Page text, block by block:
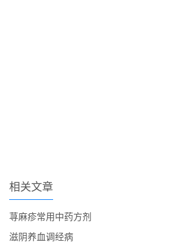
相关文章
荨麻疹常用中药方剂
滋阴养血调经病